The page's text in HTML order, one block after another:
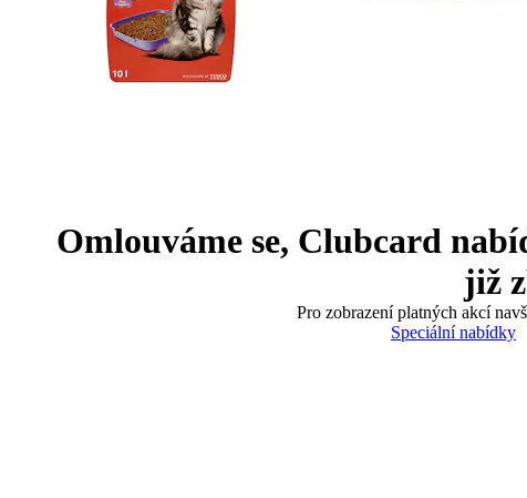
Omlouváme se, Clubcard
již
Pro zobrazení platných akcí
Speciální nabídky